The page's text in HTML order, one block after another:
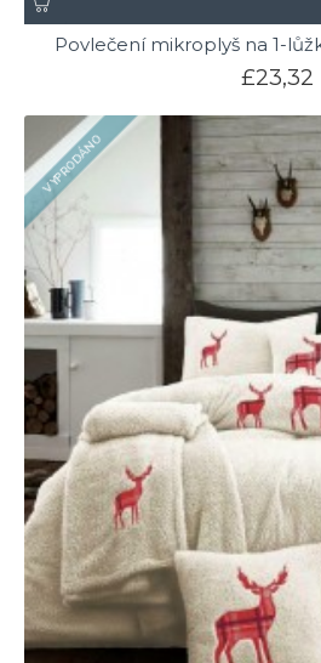
Povlečení mikroplyš na 1-
£23,32
VYPRODÁNO